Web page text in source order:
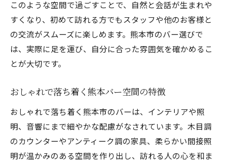
このような空間で過ごすことで、自然と会話が生まれや
すくなり、初めて訪れる方でもスタッフや他のお客様と
の交流がスムーズに楽しめます。熊本市のバー選びで
は、実際に足を運び、自分に合った雰囲気を確かめるこ
とが大切です。
おしゃれで落ち着く熊本バー空間の特徴
おしゃれで落ち着く熊本市のバーは、インテリアや照
明、音響にまで細やかな配慮がなされています。木目調
のカウンターやアンティーク調の家具、柔らかい間接照
明が温かみのある空間を作り出し、訪れる人の心を和ま